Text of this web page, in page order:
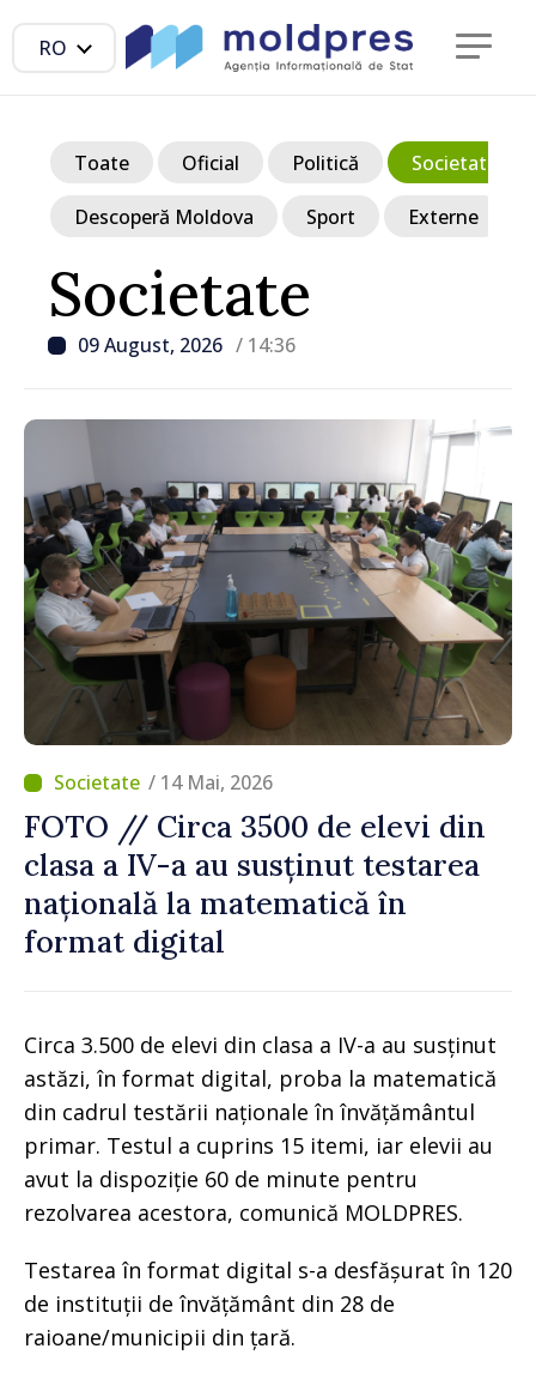
RO
Societate
09 August, 2026 / 14:36
Toate Oficial Politică Societate
Descoperă Moldova Sport Externe
/ 14 Mai, 2026
FOTO // Circa 3500 de elevi din
clasa a IV-a au susținut testarea
națională la matematică în
format digital
Circa 3.500 de elevi din clasa a IV-a au susținut
astăzi, în format digital, proba la matematică
din cadrul testării naționale în învățământul
primar. Testul a cuprins 15 itemi, iar elevii au
avut la dispoziție 60 de minute pentru
rezolvarea acestora, comunică MOLDPRES.
Testarea în format digital s-a desfășurat în 120
de instituții de învățământ din 28 de
raioane/municipii din țară.